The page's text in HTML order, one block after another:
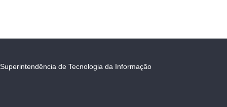
Superintendência de Tecnologia da Informação